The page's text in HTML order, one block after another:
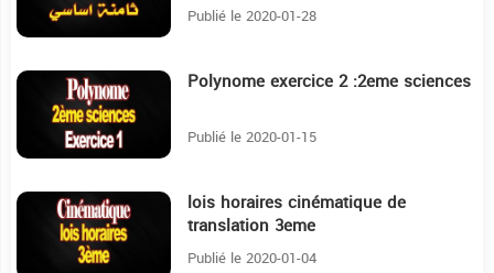
Publié le 2020-01-28
Polynome exercice 2 :2eme sciences
Publié le 2020-01-15
lois horaires cinématique de
translation 3eme
Publié le 2020-01-04